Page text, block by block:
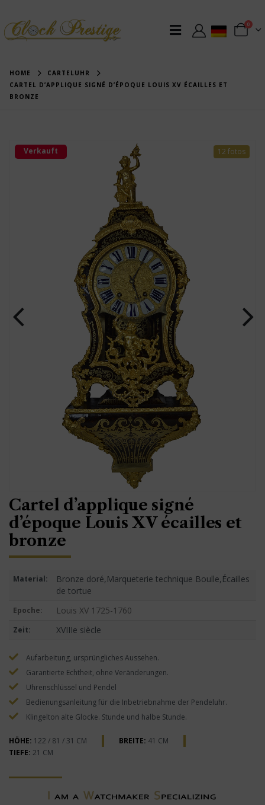
0
HOME
CARTELUHR
CARTEL D’APPLIQUE SIGNÉ D’ÉPOQUE LOUIS XV ÉCAILLES ET
BRONZE
12 fotos
Verkauft
Cartel d’applique signé
d’époque Louis XV écailles et
bronze
Material:
Bronze doré,Marqueterie technique Boulle,Écailles
de tortue
Epoche: Louis XV 1725-1760
Zeit: XVIIIe siècle
Aufarbeitung, ursprüngliches Aussehen.
Garantierte Echtheit, ohne Veränderungen.
Uhrenschlüssel und Pendel
Bedienungsanleitung für die Inbetriebnahme der Pendeluhr.
Klingelton alte Glocke. Stunde und halbe Stunde.
HÖHE: 122 / 81 / 31 CM BREITE: 41 CM
TIEFE: 21 CM